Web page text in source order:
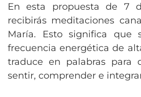
En esta propuesta de 7
recibirás meditaciones
María. Esto significa que
frecuencia energética de
traduce en palabras para
sentir, comprender e